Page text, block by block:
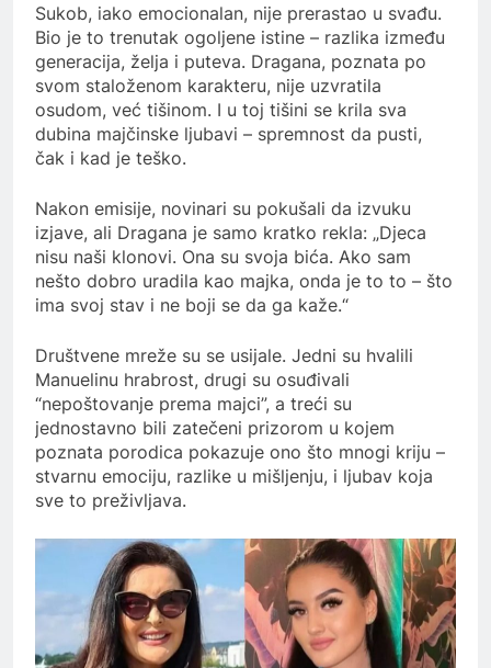
Sukob, iako emocionalan, nije prerastao u svađu.
Bio je to trenutak ogoljene istine – razlika između
generacija, želja i puteva. Dragana, poznata po
svom staloženom karakteru, nije uzvratila
osudom, već tišinom. I u toj tišini se krila sva
dubina majčinske ljubavi – spremnost da pusti,
čak i kad je teško.
Nakon emisije, novinari su pokušali da izvuku
izjave, ali Dragana je samo kratko rekla: „Djeca
nisu naši klonovi. Ona su svoja bića. Ako sam
nešto dobro uradila kao majka, onda je to to – što
ima svoj stav i ne boji se da ga kaže.“
Društvene mreže su se usijale. Jedni su hvalili
Manuelinu hrabrost, drugi su osuđivali
“nepoštovanje prema majci”, a treći su
jednostavno bili zatečeni prizorom u kojem
poznata porodica pokazuje ono što mnogi kriju –
stvarnu emociju, razlike u mišljenju, i ljubav koja
sve to preživljava.